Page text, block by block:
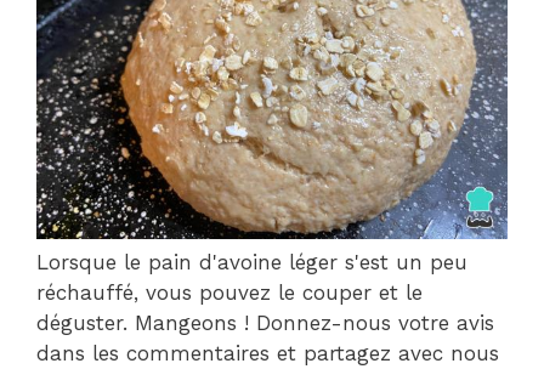
Lorsque le pain d'avoine léger s'est un peu
réchauffé, vous pouvez le couper et le
déguster. Mangeons ! Donnez-nous votre avis
dans les commentaires et partagez avec nous